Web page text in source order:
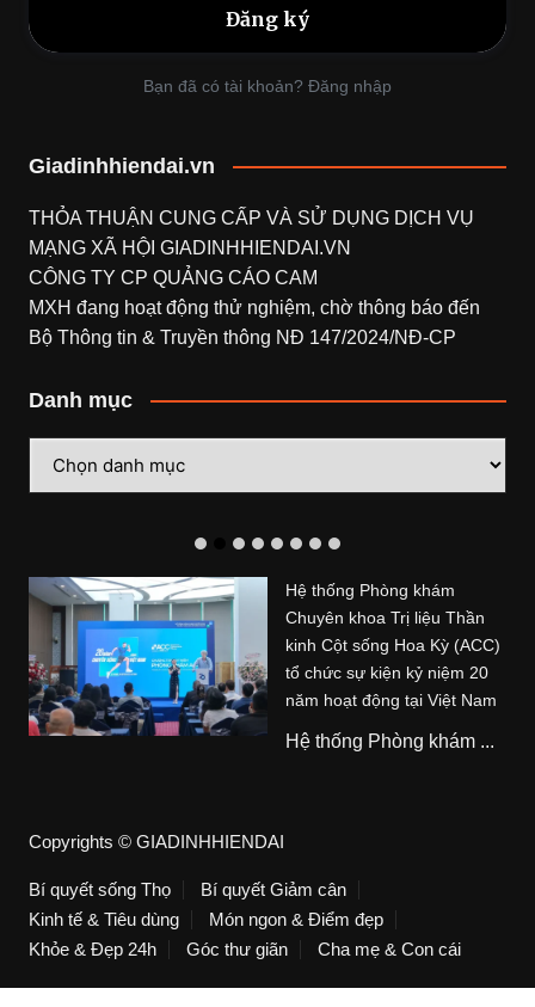
Bạn đã có tài khoản? Đăng nhập
Giadinhhiendai.vn
THỎA THUẬN CUNG CẤP VÀ SỬ DỤNG DỊCH VỤ
MẠNG XÃ HỘI GIADINHHIENDAI.VN
CÔNG TY CP QUẢNG CÁO CAM
MXH đang hoạt động thử nghiệm, chờ thông báo đến
Bộ Thông tin & Truyền thông NĐ 147/2024/NĐ-CP
Danh mục
mục
Hệ thống Phòng khám
Chuyên khoa Trị liệu Thần
kinh Cột sống Hoa Kỳ (ACC)
tổ chức sự kiện kỷ niệm 20
năm hoạt động tại Việt Nam
Hệ thống Phòng khám ...
Copyrights © GIADINHHIENDAI
Bí quyết sống Thọ
Bí quyết Giảm cân
Kinh tế & Tiêu dùng
Món ngon & Điểm đẹp
Khỏe & Đẹp 24h
Góc thư giãn Cha mẹ & Con cái